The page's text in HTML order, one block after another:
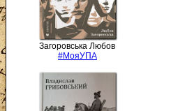
Загоровська Любов
#МояУПА